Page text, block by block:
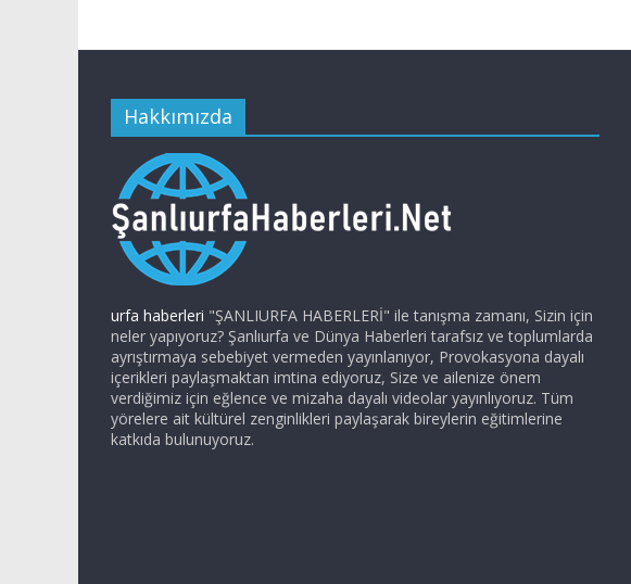
Hakkımızda
urfa haberleri "ŞANLIURFA HABERLERİ" ile tanışma zamanı, Sizin için
neler yapıyoruz? Şanlıurfa ve Dünya Haberleri tarafsız ve toplumlarda
ayrıştırmaya sebebiyet vermeden yayınlanıyor, Provokasyona dayalı
içerikleri paylaşmaktan imtina ediyoruz, Size ve ailenize önem
verdiğimiz için eğlence ve mizaha dayalı videolar yayınlıyoruz. Tüm
yörelere ait kültürel zenginlikleri paylaşarak bireylerin eğitimlerine
katkıda bulunuyoruz.